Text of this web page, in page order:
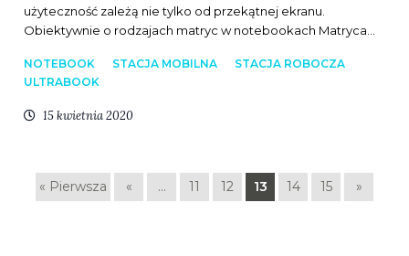
użyteczność zależą nie tylko od przekątnej ekranu.
Obiektywnie o rodzajach matryc w notebookach Matryca…
NOTEBOOK STACJA MOBILNA
STACJA ROBOCZA
ULTRABOOK
15 kwietnia 2020
« Pierwsza « ... 11 12 13 14 15 »